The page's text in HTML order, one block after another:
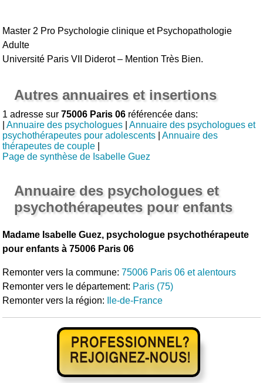
Master 2 Pro Psychologie clinique et Psychopathologie
Adulte
Université Paris VII Diderot – Mention Très Bien.
Autres annuaires et insertions
1 adresse sur75006 Paris 06 référencée dans:
|Annuaire des psychologues |Annuaire des psychologues et
psychothérapeutes pour adolescents |Annuaire des
thérapeutes de couple
Page de synthèse de Isabelle Guez
Annuaire des psychologues et
psychothérapeutes pour enfants
Madame Isabelle Guez, psychologue psychothérapeute
pour enfants à 75006 Paris 06
Remonter vers la commune:75006 Paris 06 et alentours
Remonter vers le département: Paris (75)
Remonter vers la région:
Ile-de-France